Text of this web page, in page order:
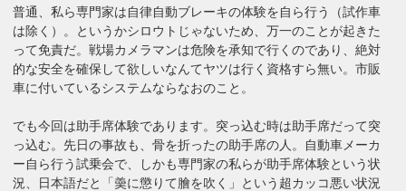
普通、私ら専門家は自律自動ブレーキの体験を自ら行う（試作車
は除く）。というかシロウトじゃないため、万一のことが起きた
って免責だ。戦場カメラマンは危険を承知で行くのであり、絶対
的な安全を確保して欲しいなんてヤツは行く資格すら無い。市販
車に付いているシステムならなおのこと。
でも今回は助手席体験であります。突っ込む時は助手席だって突
っ込む。先日の事故も、骨を折ったの助手席の人。自動車メーカ
ー自ら行う試乗会で、しかも専門家の私らが助手席体験という状
況、日本語だと「羮に懲りて膾を吹く」という超カッコ悪い状況